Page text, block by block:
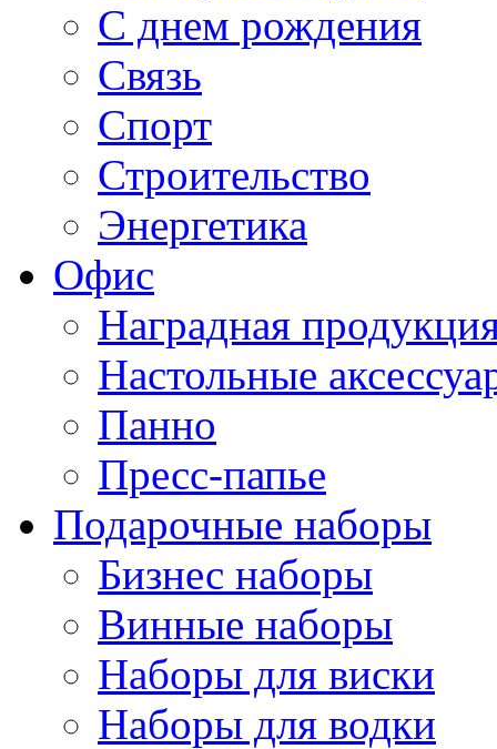
С днем рождения
Связь
Спорт
Строительство
Энергетика
Офис
Наградная
Настольные
Панно
Пресс-папье
Подарочные наборы
Бизнес наборы
Винные наборы
Наборы для виски
Наборы для водки